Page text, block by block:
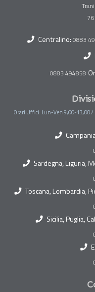
Centralino: 0883
0883 494858
Orari Uffici: Lun-Ven 9,00-13,00 /
Sardegna, Liguria,
Toscana, Lombardia,
Sicilia, Puglia,